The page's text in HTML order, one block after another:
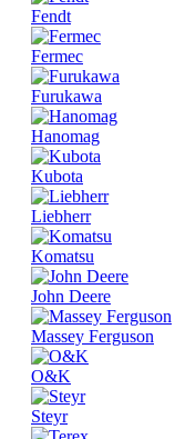
Fendt
Fermec
Furukawa
Hanomag
Kubota
Liebherr
Komatsu
John Deere
Massey Ferguson
O&K
Steyr